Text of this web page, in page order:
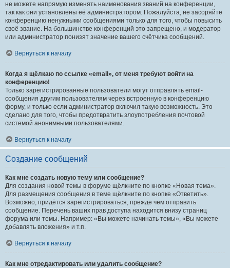
не можете напрямую изменять наименования званий на конференции,
так как они установлены её администратором. Пожалуйста, не засоряйте
конференцию ненужными сообщениями только для того, чтобы повысить
своё звание. На большинстве конференций это запрещено, и модератор
или администратор понизят значение вашего счётчика сообщений.
Вернуться к началу
Когда я щёлкаю по ссылке «email», от меня требуют войти на
конференцию!
Только зарегистрированные пользователи могут отправлять email-
сообщения другим пользователям через встроенную в конференцию
форму, и только если администратор включил такую возможность. Это
сделано для того, чтобы предотвратить злоупотребления почтовой
системой анонимными пользователями.
Вернуться к началу
Создание сообщений
Как мне создать новую тему или сообщение?
Для создания новой темы в форуме щёлкните по кнопке «Новая тема».
Для размещения сообщения в теме щёлкните по кнопке «Ответить».
Возможно, придётся зарегистрироваться, прежде чем отправить
сообщение. Перечень ваших прав доступа находится внизу страниц
форума или темы. Например: «Вы можете начинать темы», «Вы можете
добавлять вложения» и т.п.
Вернуться к началу
Как мне отредактировать или удалить сообщение?